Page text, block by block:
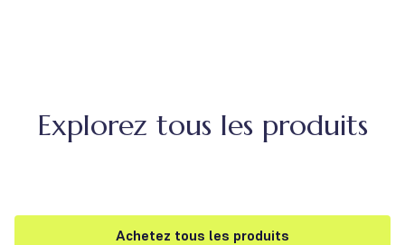
Explorez tous les produits
Achetez tous les produits